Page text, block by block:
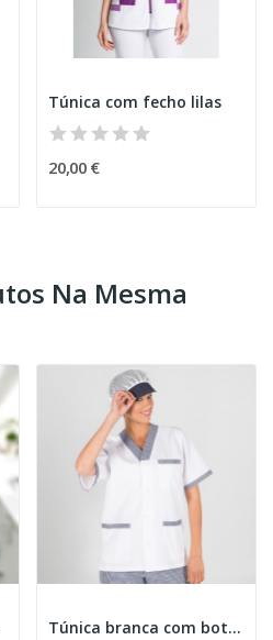
Túnica com fecho lilas
20,00 €
Na Mesma
Túnica branca com botões